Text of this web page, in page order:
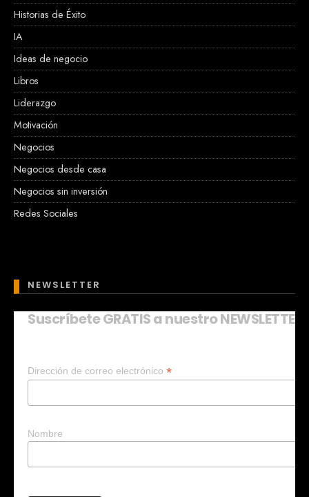
Historias de Éxito
IA
Ideas de negocio
Libros
Liderazgo
Motivación
Negocios
Negocios desde casa
Negocios sin inversión
Redes Sociales
NEWSLETTER
Suscríbete GRATIS a nuestro NEWSLETTER
Dirección de correo electrónico *
Nombre
¿Quieres que te ayude a crear un